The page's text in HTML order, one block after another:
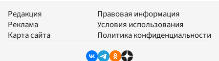
Редакция
Реклама
Карта сайта
Правовая информация
Условия использования
Политика конфиденциальности